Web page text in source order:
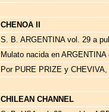
CHENOA II
S. B. ARGENTINA vol. 29 a
Mulato nacida en
Por PURE PRIZE y
CHILEAN CHANNEL